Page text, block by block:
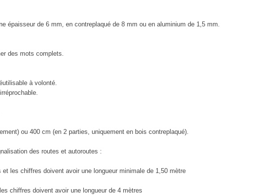
épaisseur de 6 mm, en contreplaqué de 8 mm ou en aluminium de 1,5 mm.
des mots complets.
à volonté.
ou 400 cm (en 2 parties, uniquement en bois contreplaqué).
des routes et autoroutes :
les chiffres doivent avoir une longueur minimale de 1,50 mètre
chiffres doivent avoir une longueur de 4 mètres